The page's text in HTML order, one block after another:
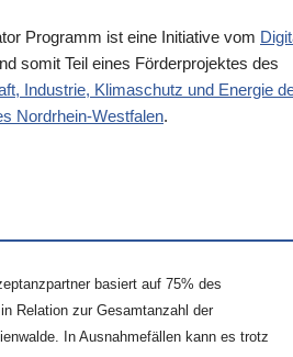
Programm ist eine Initiative vom
somit Teil eines Förderprojektes des
Industrie, Klimaschutz und Energie
Nordrhein-Westfalen.
basiert auf 75% des
Relation zur Gesamtanzahl der
In Ausnahmefällen kann es trotz